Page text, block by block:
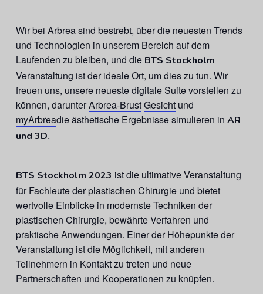
Wir bei Arbrea sind bestrebt, über die neuesten Trends
und Technologien in unserem Bereich auf dem
Laufenden zu bleiben, und die BTS Stockholm
Veranstaltung ist der ideale Ort, um dies zu tun. Wir
freuen uns, unsere neueste digitale Suite vorstellen zu
können, darunterArbrea-BrustGesichtund
myArbreadie ästhetische Ergebnisse simulieren in AR
und 3D.
BTS Stockholm 2023 ist die ultimative Veranstaltung
für Fachleute der plastischen Chirurgie und bietet
wertvolle Einblicke in modernste Techniken der
plastischen Chirurgie, bewährte Verfahren und
praktische Anwendungen. Einer der Höhepunkte der
Veranstaltung ist die Möglichkeit, mit anderen
Teilnehmern in Kontakt zu treten und neue
Partnerschaften und Kooperationen zu knüpfen.